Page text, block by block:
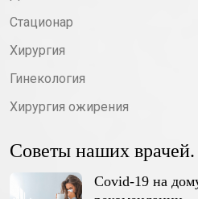
Стационар
Хирургия
Гинекология
Хирургия ожирения
Советы наших
Covid-19 на